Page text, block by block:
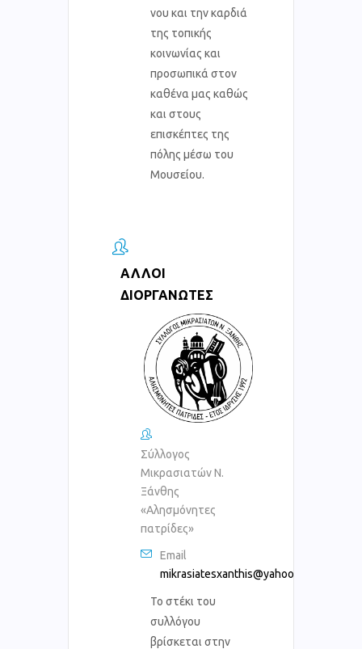
νου και την καρδιά
της τοπικής
κοινωνίας και
προσωπικά στον
καθένα μας καθώς
και στους
επισκέπτες της
πόλης μέσω του
Μουσείου.
ΆΛΛΟΙ
ΔΙΟΡΓΑΝΩΤΈΣ
Σύλλογος
Μικρασιατών Ν.
Ξάνθης
«Αλησμόνητες
πατρίδες»
Email
mikrasiatesxanthis@yahoo.gr
Το στέκι του
συλλόγου
βρίσκεται στην